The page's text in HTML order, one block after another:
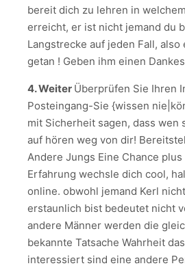
bereit dich zu lehren in
erreicht, er ist nicht jemand du
Langstrecke auf jeden Fall, also
getan ! Geben ihm einen
4. Weiter Überprüfen Sie Ihren
Posteingang-Sie {wissen
mit Sicherheit sagen, dass wen
auf hören weg von dir!
Andere Jungs Eine Chance
Erfahrung wechsle dich cool,
online. obwohl jemand Kerl
erstaunlich bist bedeutet nicht
andere Männer werden die
bekannte Tatsache Wahrheit
interessiert sind eine andere